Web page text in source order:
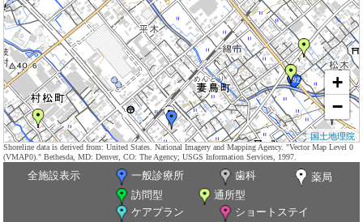
+
−
国土地理院
Shoreline data is derived from: United States. National Imagery and Mapping Agency. "Vector Map Level 0
(VMAP0)." Bethesda, MD: Denver, CO: The Agency; USGS Information Services, 1997.
全施設表示 一般診療所 歯科
薬局
訪問型
通所型
ケアプラン
ショートステイ